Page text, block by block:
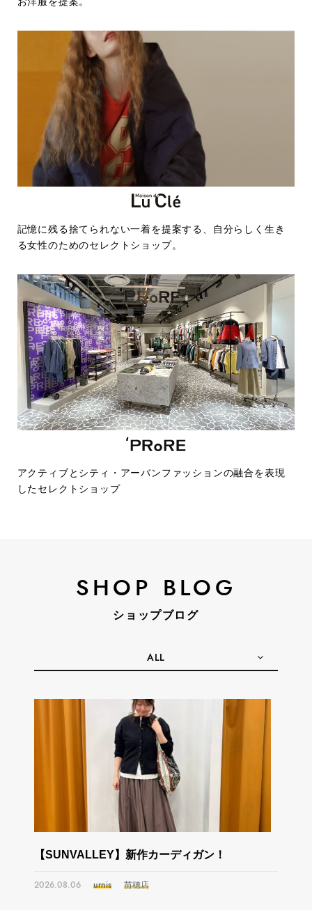
記憶に残る捨てられない一着を提案する、自分らしく生き
る女性のためのセレクトショップ。
アクティブとシティ・アーバンファッションの融合を表現
したセレクトショップ
SHOP BLOG
ショップブログ
ALL
【SUNVALLEY】新作カーディガン！
2026.08.06 urnis 苗穂店